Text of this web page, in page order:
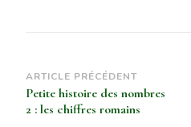
Navigation
d’article
ARTICLE PRÉCÉDENT
Petite histoire des nombres
2 : les chiffres romains